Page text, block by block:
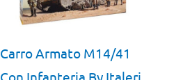
Carro Armato M14/41